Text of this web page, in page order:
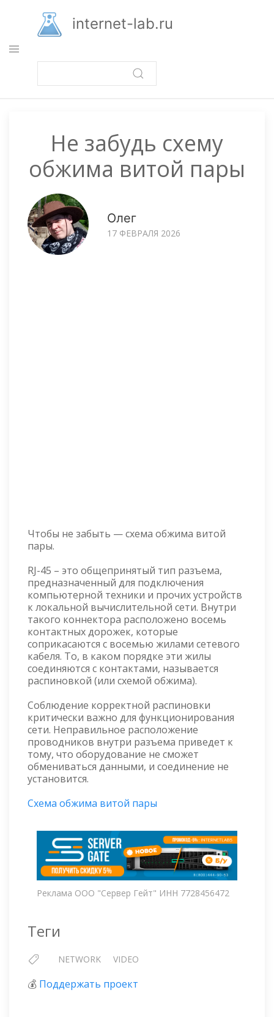
основному
содержанию
internet-lab.ru
Не забудь схему
обжима витой пары
Олег
17 ФЕВРАЛЯ 2026
Чтобы не забыть — схема обжима витой
пары.
RJ-45 – это общепринятый тип разъема,
предназначенный для подключения
компьютерной техники и прочих устройств
к локальной вычислительной сети. Внутри
такого коннектора расположено восемь
контактных дорожек, которые
соприкасаются с восемью жилами сетевого
кабеля. То, в каком порядке эти жилы
соединяются с контактами, называется
распиновкой (или схемой обжима).
Соблюдение корректной распиновки
критически важно для функционирования
сети. Неправильное расположение
проводников внутри разъема приведет к
тому, что оборудование не сможет
обмениваться данными, и соединение не
установится.
Схема обжима витой пары
Реклама ООО "Сервер Гейт" ИНН 7728456472
Теги
NETWORK VIDEO
💰 Поддержать проект